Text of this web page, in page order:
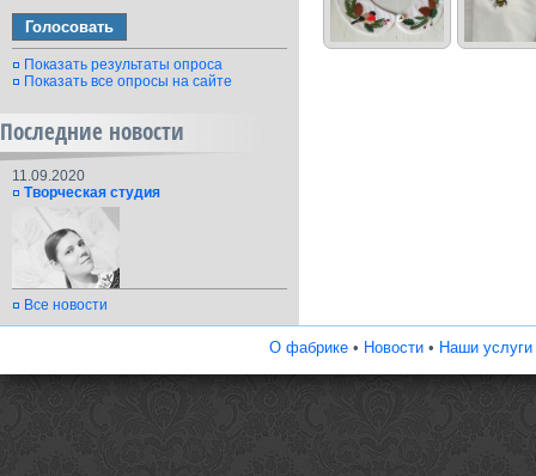
Показать результаты опроса
Показать все опросы на сайте
Последние новости
11.09.2020
Творческая студия
Все новости
О фабрике• Новости• Наши услуги